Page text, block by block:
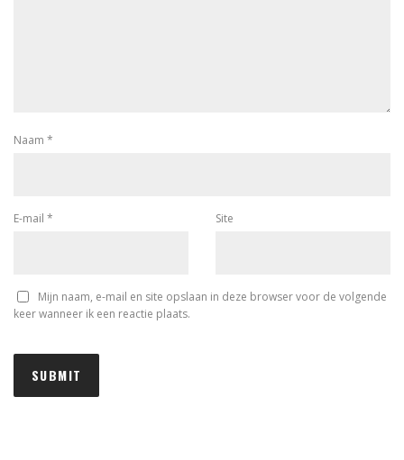
Naam *
E-mail * Site
Mijn naam, e-mail en site opslaan in deze browser voor de volgende
keer wanneer ik een reactie plaats.